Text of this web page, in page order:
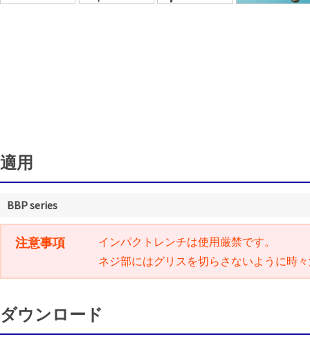
適用
BBP series
注意事項
インパクトレンチは使用厳禁です。
ネジ部にはグリスを切らさないように時
ダウンロード